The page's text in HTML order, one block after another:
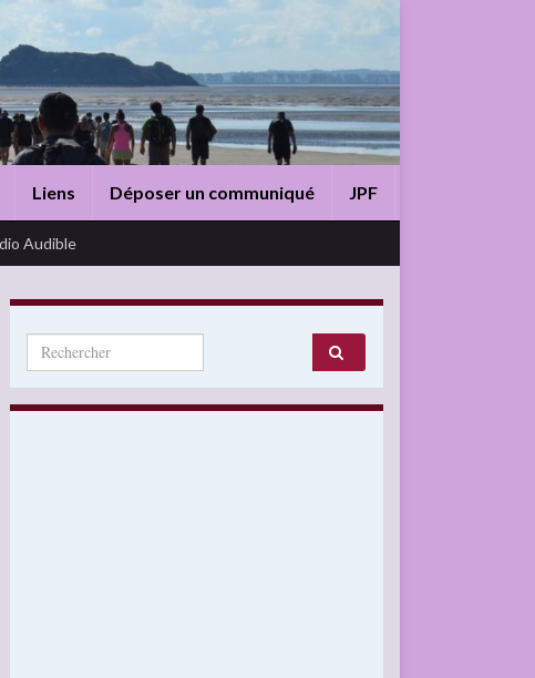
Liens Déposer un communiqué JPF
Audible
Search for: